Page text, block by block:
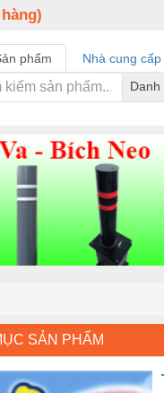
phẩm Nhà cung cấp
Danh
SẢN PHẨM